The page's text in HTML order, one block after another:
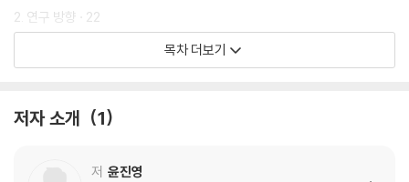
2. 연구 방향 · 22
목차 더보기
저자 소개 1
저 윤진영